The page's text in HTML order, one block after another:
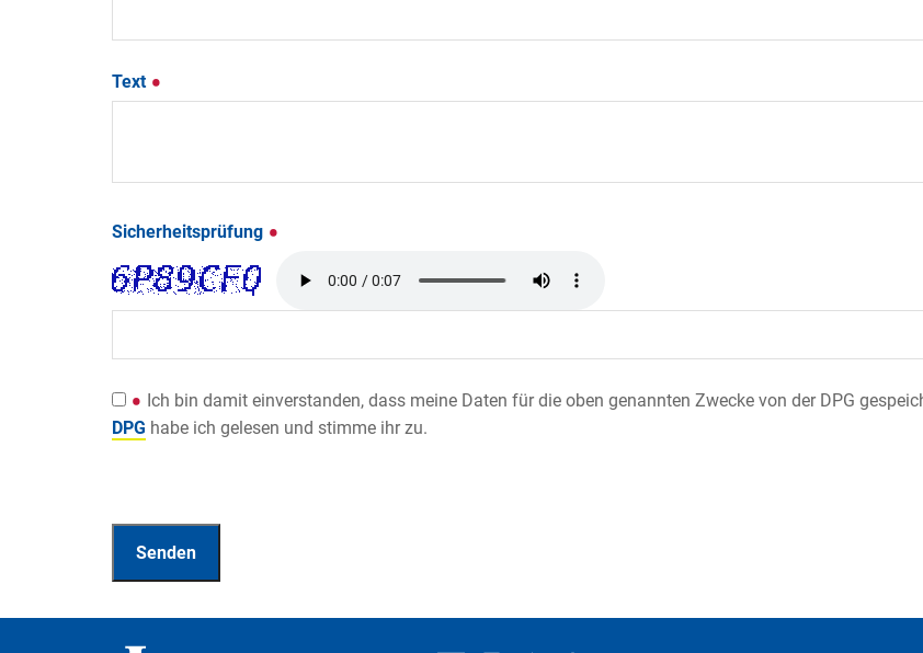
Text
Sicherheitsprüfung
Ich bin damit einverstanden, dass meine Daten für die oben genannten Zwecke von der DPG
DPG habe ich gelesen und stimme ihr zu.